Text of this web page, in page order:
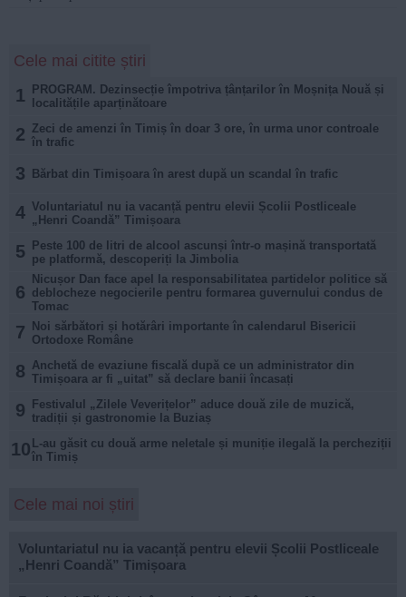
Cele mai citite știri
1
PROGRAM. Dezinsecție împotriva țânțarilor în Moșnița Nouă și
localitățile aparținătoare
2 Zeci de amenzi în Timiș în doar 3 ore, în urma unor controale
în trafic
3 Bărbat din Timișoara în arest după un scandal în trafic
4 Voluntariatul nu ia vacanță pentru elevii Școlii Postliceale
„Henri Coandă” Timișoara
5
Peste 100 de litri de alcool ascunși într-o mașină transportată
pe platformă, descoperiți la Jimbolia
6
Nicușor Dan face apel la responsabilitatea partidelor politice să
deblocheze negocierile pentru formarea guvernului condus de
Tomac
7
Noi sărbători și hotărâri importante în calendarul Bisericii
Ortodoxe Române
8 Anchetă de evaziune fiscală după ce un administrator din
Timișoara ar fi „uitat” să declare banii încasați
9
Festivalul „Zilele Veverițelor” aduce două zile de muzică,
tradiții și gastronomie la Buziaș
10
L-au găsit cu două arme neletale și muniție ilegală la percheziții
în Timiș
Cele mai noi știri
Voluntariatul nu ia vacanță pentru elevii Școlii Postliceale
„Henri Coandă” Timișoara